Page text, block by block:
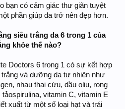
bạn có cảm giác thư giãn tuyệt
phần giúp da trở nên đẹp hơn.
siêu trắng da 6 trong 1 của
khỏe thế nào?
Doctors 6 trong 1 có sự kết hợp
và dưỡng da tự nhiên như
nhau thai cừu, dầu oliu, rong
vitamin C, vitamin E
xuất từ một số loại hạt và trái